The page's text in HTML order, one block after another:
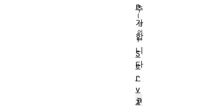
추
가
합
니
다
.
a
r
S
e
r
v
i